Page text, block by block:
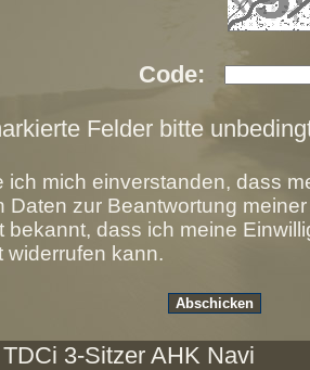
Code:
Felder bitte
ich mich einverstanden, dass
Daten zur Beantwortung
bekannt, dass ich meine
widerrufen kann.
3-Sitzer AHK Navi